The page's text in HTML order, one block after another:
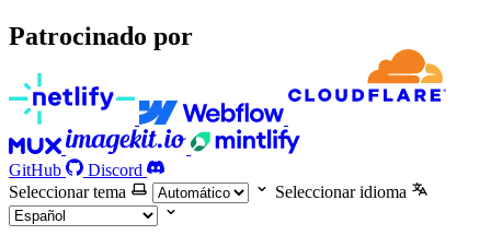
Patrocinado por
GitHub
Discord
Seleccionar tema
Seleccionar idioma